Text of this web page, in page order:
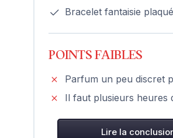
Bracelet fantaisie
POINTS FAIBLES
Parfum un peu discret
Il faut plusieurs heures
Lire la